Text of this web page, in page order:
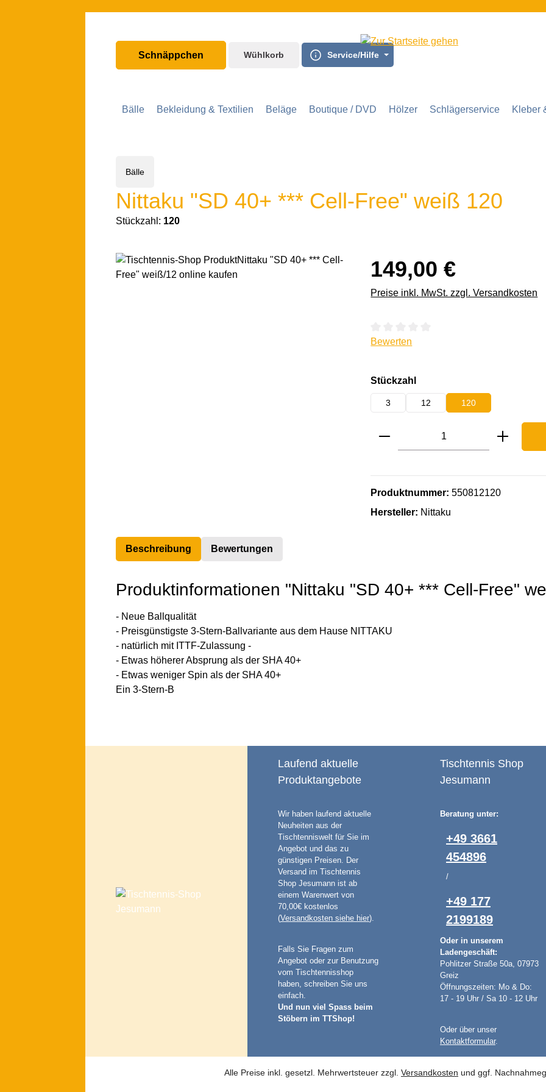
Schnäppchen Wühlkorb Service/Hilfe
Bälle Bekleidung & Textilien Beläge Boutique / DVD Hölzer Schlägerservice Kleber
Bälle
Nittaku "SD 40+ *** Cell-Free" weiß 120
Stückzahl: 120
Bildergalerie überspringen 149,00 €
Preise inkl. MwSt. zzgl. Versandkosten
Durchschnittliche Bewertung von 0 von 5
Bewerten
Stückzahl auswählen
3 12 120
Produkt Anzahl: Gib den
Produktnummer:550812120
Hersteller: Nittaku
Beschreibung Bewertungen
Produktinformationen "Nittaku "SD 40+ *** Cell-Free"
- Neue Ballqualität
- Preisgünstigste 3-Stern-Ballvariante aus dem Hause NITTAKU
- natürlich mit ITTF-Zulassung -
- Etwas höherer Absprung als der SHA 40+
- Etwas weniger Spin als der SHA 40+
Ein 3-Stern-B
Laufend aktuelle
Produktangebote
Wir haben laufend aktuelle
Neuheiten aus der
Tischtenniswelt für Sie im
Angebot und das zu
günstigen Preisen. Der
Versand im Tischtennis
Shop Jesumann ist ab
einem Warenwert von
70,00€ kostenlos
(Versandkosten siehe hier).
Falls Sie Fragen zum
Angebot oder zur Benutzung
vom Tischtennisshop
haben, schreiben Sie uns
einfach.
Und nun viel Spass beim
Stöbern im TTShop!
Tischtennis Shop
Jesumann
Beratung unter:
+49 3661
454896
/
+49 177
2199189
Oder in unserem
Ladengeschäft:
Pohlitzer Straße 50a, 07973
Greiz
Öffnungszeiten: Mo & Do:
17 - 19 Uhr / Sa 10 - 12 Uhr
Oder über unser
Kontaktformular.
Alle Preise inkl. gesetzl. Mehrwertsteuer zzgl. Versandkosten und ggf.